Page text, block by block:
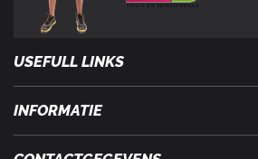
USEFULL LINKS
INFORMATIE